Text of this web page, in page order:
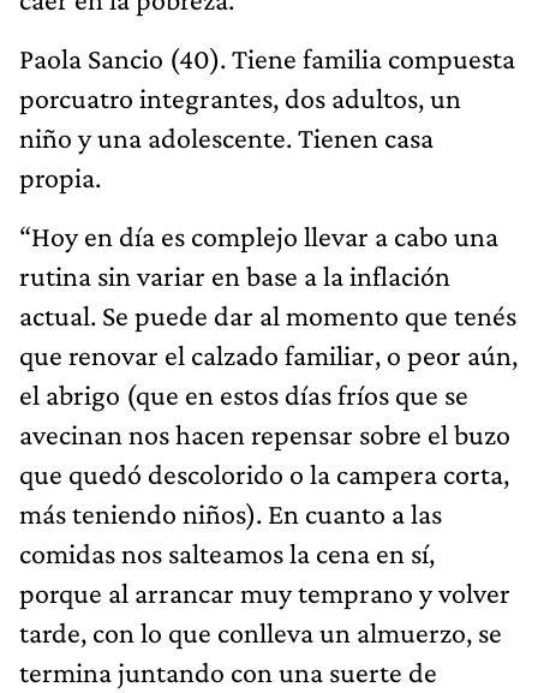
Paola Sancio (40). Tiene familia compuesta
porcuatro integrantes, dos adultos, un
niño y una adolescente. Tienen casa
propia.
“Hoy en día es complejo llevar a cabo una
rutina sin variar en base a la inflación
actual. Se puede dar al momento que tenés
que renovar el calzado familiar, o peor aún,
el abrigo (que en estos días fríos que se
avecinan nos hacen repensar sobre el buzo
que quedó descolorido o la campera corta,
más teniendo niños). En cuanto a las
comidas nos salteamos la cena en sí,
porque al arrancar muy temprano y volver
tarde, con lo que conlleva un almuerzo, se
termina juntando con una suerte de